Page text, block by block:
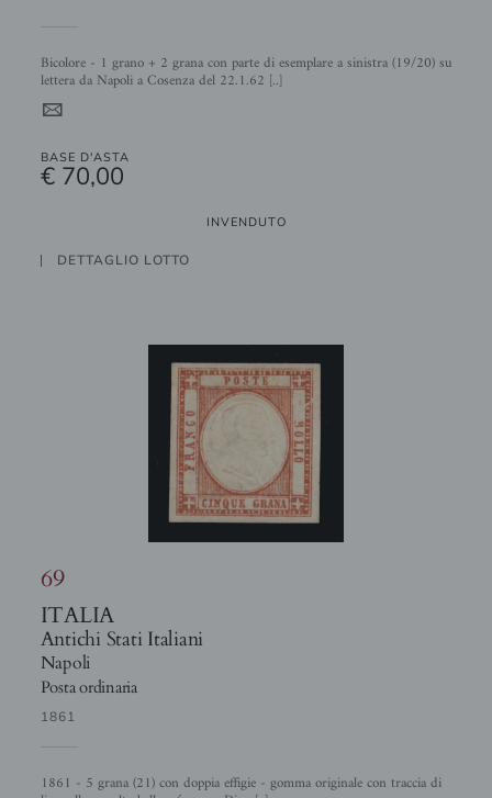
Bicolore - 1 grano + 2 grana con parte di esemplare a sinistra (19/20) su
lettera da Napoli a Cosenza del 22.1.62 [..]
4
BASE D'ASTA
€ 70,00
INVENDUTO
DETTAGLIO LOTTO
69
ITALIA
Antichi Stati Italiani
Napoli
Posta ordinaria
1861
1861 - 5 grana (21) con doppia effigie - gomma originale con traccia di